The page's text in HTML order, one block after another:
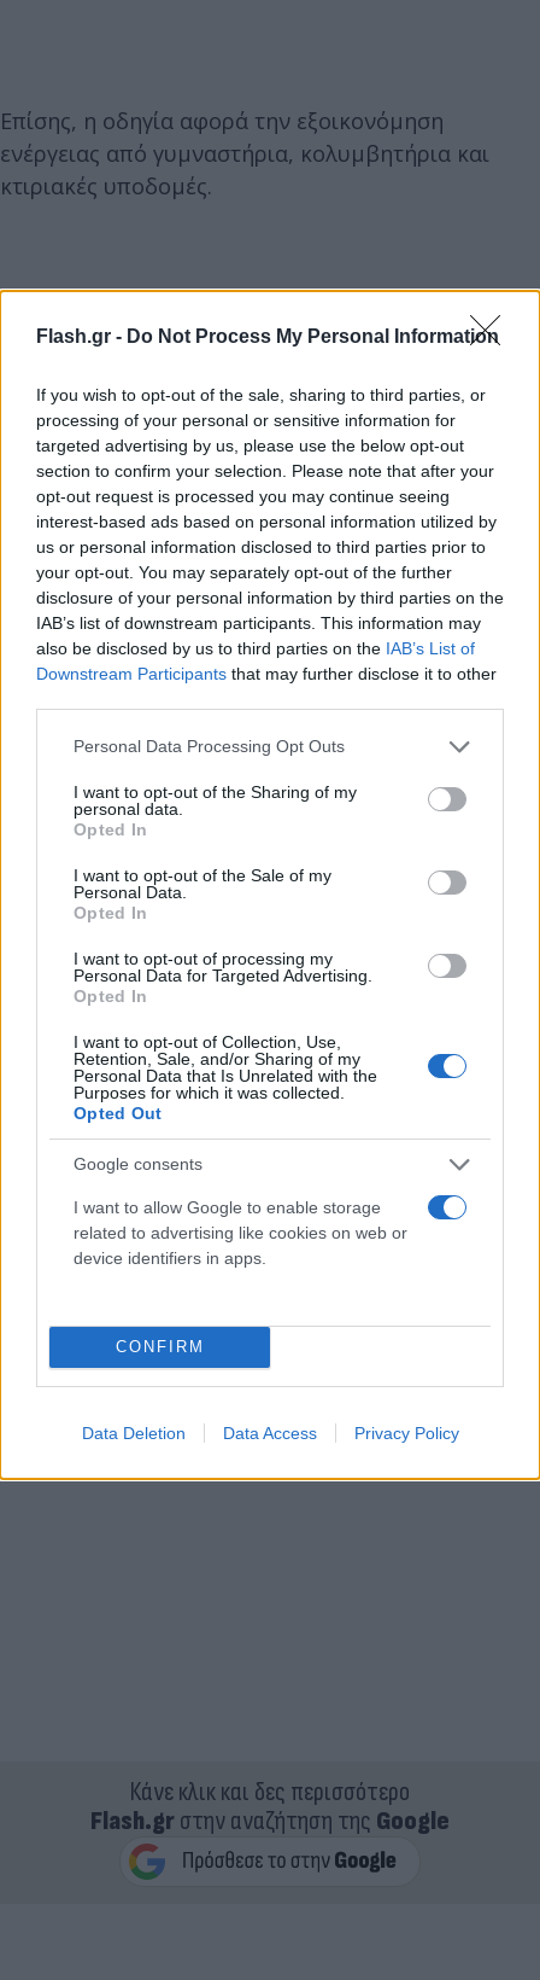
Flash.gr - Do Not Process My Personal Information
If you wish to opt-out of the sale, sharing to third parties, or
processing of your personal or sensitive information for
targeted advertising by us, please use the below opt-out
section to confirm your selection. Please note that after your
opt-out request is processed you may continue seeing
interest-based ads based on personal information utilized by
us or personal information disclosed to third parties prior to
your opt-out. You may separately opt-out of the further
disclosure of your personal information by third parties on the
IAB’s list of downstream participants. This information may
also be disclosed by us to third parties on the IAB’s List of
Downstream Participants that may further disclose it to other
Please note that this website/app uses one or more Google
not limited to your visit or usage behaviour. You may click to
grant or deny consent to Google and its third-party tags to
use your data for below specified purposes in below Google
consent section.
Personal Data Processing Opt Outs
I want to opt-out of the Sharing of my
personal data.
Opted In
I want to opt-out of the Sale of my
Personal Data.
Opted In
I want to opt-out of processing my
Personal Data for Targeted Advertising.
Opted In
I want to opt-out of Collection, Use,
Retention, Sale, and/or Sharing of my
Personal Data that Is Unrelated with the
Purposes for which it was collected.
Opted Out
Google consents
I want to allow Google to enable storage
related to advertising like cookies on web or
device identifiers in apps.
CONFIRM
Data Deletion Data Access Privacy Policy
Επίσης, η οδηγία αφορά την εξοικονόμηση
ενέργειας από γυμναστήρια, κολυμβητήρια και
κτιριακές υποδομές.
Επιχορήγηση για ζεστά σχολεία
Παράλληλα, σε συνάντηση που θα έχουν την
Τετάρτη 7/9 η ΚΕΔΕ με τα υπουργεία Οικονομικών
και Εσωτερικών θα ανακοινωθεί το ποσοστό
επιπλέον επιχορήγησης των δήμων, ώστε να
συνδέονται στο δίκτυο φυσικού αερίου είτε
χρησιμοποιούν πετρέλαιο θέρμανσης.
Κάνε κλικ και δες περισσότερο
Flash.grστην αναζήτηση της Google